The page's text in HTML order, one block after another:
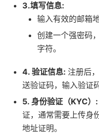
3.填写信息:
输入有效的邮箱
创建一个强密码
字符。
4. 验证信息: 注册后
送验证码，输入验证
5. 身份验证（KYC）:
证，通常需要上传身
地址证明。